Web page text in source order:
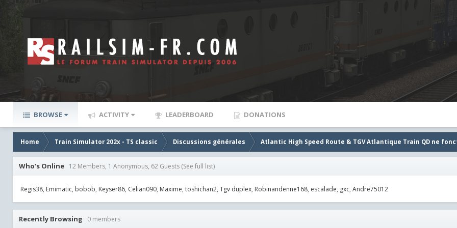
BROWSE ACTIVITY LEADERBOARD DONATIONS
Home Train Simulator 202x - TS classic Discussions générales Atlantic High Speed Route & TGV Atlantique Train QD ne
Who's Online 12 Members, 1 Anonymous, 62 Guests (See full list)
Regis38 Emimatic bobob Keyser86 Celian090 Maxime toshichan2 Tgv duplex Robinandenne168 escalade gxc Andre75012
Recently Browsing 0 members